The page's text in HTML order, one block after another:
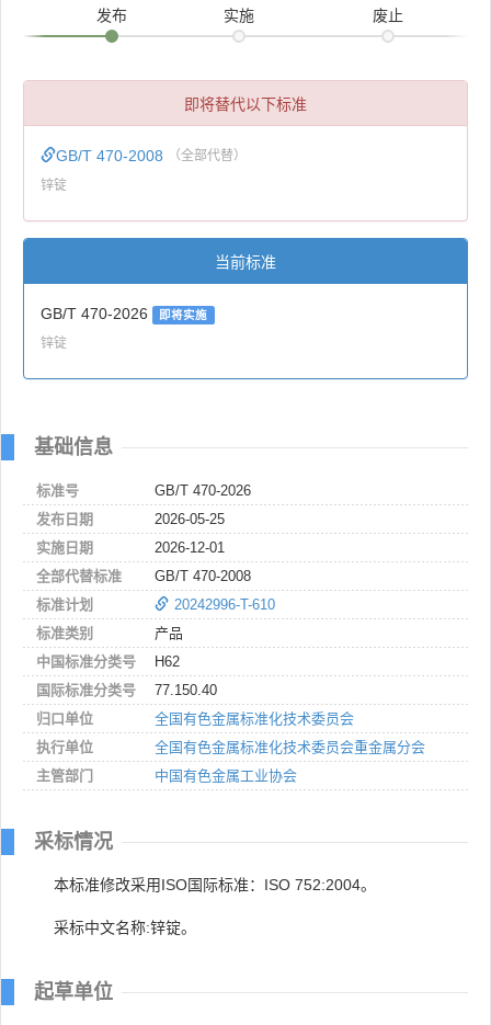
发布 实施 废止
即将替代以下标准
GB/T 470-2008 （全部代替）
锌锭
当前标准
GB/T 470-2026 即将实施
锌锭
基础信息
标准号
GB/T 470-2026
发布日期
2026-05-25
实施日期
2026-12-01
全部代替标准
GB/T 470-2008
标准计划
20242996-T-610
标准类别
产品
中国标准分类号
H62
国际标准分类号
77.150.40
归口单位
全国有色金属标准化技术委员会
执行单位
全国有色金属标准化技术委员会重金属分会
主管部门
中国有色金属工业协会
采标情况
本标准修改采用ISO国际标准：ISO 752:2004。
采标中文名称:锌锭。
起草单位